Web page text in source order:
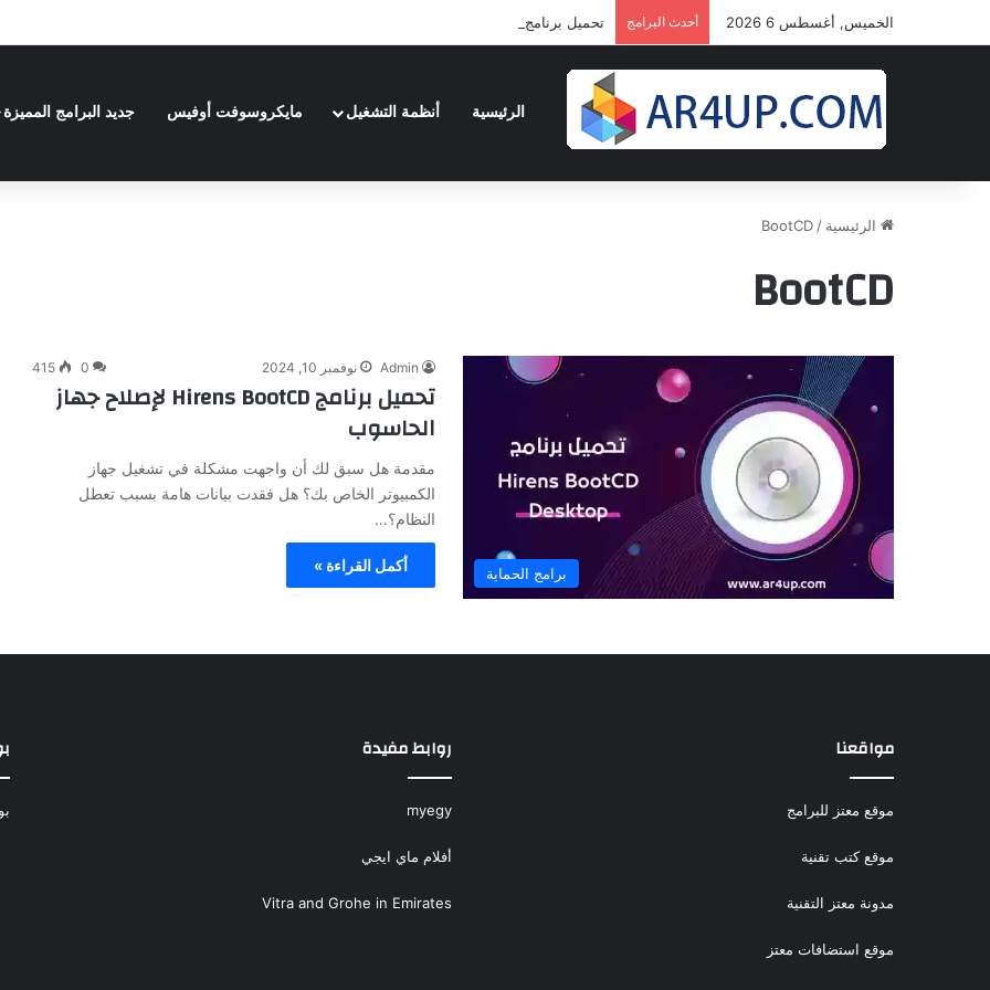
الخميس, أغسطس 6 2026 أحدث البرامج تحميل برنامج أدوبى بريمير برو 2024 | Adobe Premiere Pro 2024
الرئيسية أنظمة التشغيل مايكروسوفت أوفيس جديد البرامج المميزة
الرئيسية /
BootCD
BootCD
برامج الحماية
Admin نوفمبر 10, 2024 0
415
تحميل برنامج Hirens BootCD لإصلاح جهاز
الحاسوب
مقدمة هل سبق لك أن واجهت مشكلة في تشغيل جهاز
الكمبيوتر الخاص بك؟ هل فقدت بيانات هامة بسبب تعطل
النظام؟…
أكمل القراءة »
مواقعنا
موقع معتز للبرامج
موقع كتب تقنية
مدونة معتز التقنية
موقع استضافات معتز
روابط مفيدة
myegy
أفلام ماي ايجي
Vitra and Grohe in Emirates